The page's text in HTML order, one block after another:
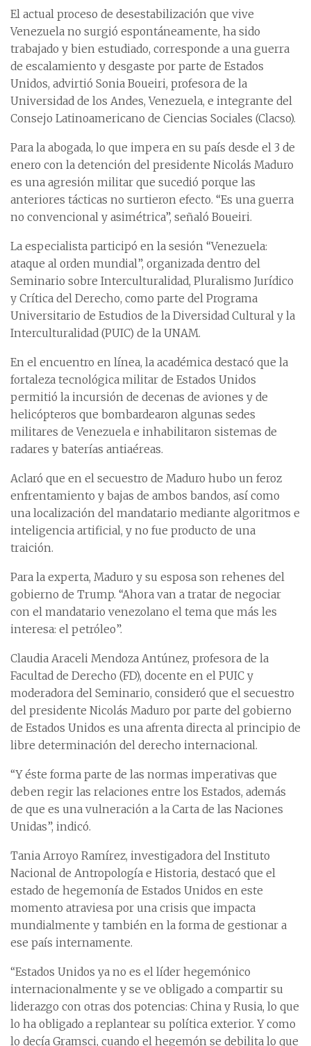
El actual proceso de desestabilización que vive
Venezuela no surgió espontáneamente, ha sido
trabajado y bien estudiado, corresponde a una guerra
de escalamiento y desgaste por parte de Estados
Unidos, advirtió Sonia Boueiri, profesora de la
Universidad de los Andes, Venezuela, e integrante del
Consejo Latinoamericano de Ciencias Sociales (Clacso).
Para la abogada, lo que impera en su país desde el 3 de
enero con la detención del presidente Nicolás Maduro
es una agresión militar que sucedió porque las
anteriores tácticas no surtieron efecto. “Es una guerra
no convencional y asimétrica”, señaló Boueiri.
La especialista participó en la sesión “Venezuela:
ataque al orden mundial”, organizada dentro del
Seminario sobre Interculturalidad, Pluralismo Jurídico
y Crítica del Derecho, como parte del Programa
Universitario de Estudios de la Diversidad Cultural y la
Interculturalidad (PUIC) de la UNAM.
En el encuentro en línea, la académica destacó que la
fortaleza tecnológica militar de Estados Unidos
permitió la incursión de decenas de aviones y de
helicópteros que bombardearon algunas sedes
militares de Venezuela e inhabilitaron sistemas de
radares y baterías antiaéreas.
Aclaró que en el secuestro de Maduro hubo un feroz
enfrentamiento y bajas de ambos bandos, así como
una localización del mandatario mediante algoritmos e
inteligencia artificial, y no fue producto de una
traición.
Para la experta, Maduro y su esposa son rehenes del
gobierno de Trump. “Ahora van a tratar de negociar
con el mandatario venezolano el tema que más les
interesa: el petróleo”.
Claudia Araceli Mendoza Antúnez, profesora de la
Facultad de Derecho (FD), docente en el PUIC y
moderadora del Seminario, consideró que el secuestro
del presidente Nicolás Maduro por parte del gobierno
de Estados Unidos es una afrenta directa al principio de
libre determinación del derecho internacional.
“Y éste forma parte de las normas imperativas que
deben regir las relaciones entre los Estados, además
de que es una vulneración a la Carta de las Naciones
Unidas”, indicó.
Tania Arroyo Ramírez, investigadora del Instituto
Nacional de Antropología e Historia, destacó que el
estado de hegemonía de Estados Unidos en este
momento atraviesa por una crisis que impacta
mundialmente y también en la forma de gestionar a
ese país internamente.
“Estados Unidos ya no es el líder hegemónico
internacionalmente y se ve obligado a compartir su
liderazgo con otras dos potencias: China y Rusia, lo que
lo ha obligado a replantear su política exterior. Y como
lo decía Gramsci, cuando el hegemón se debilita lo que